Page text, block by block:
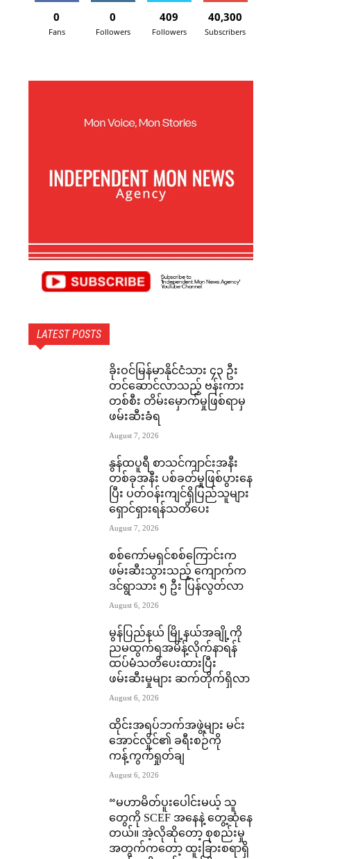
0
Fans
0
Followers
409
Followers
40,300
Subscribers
LATEST POSTS
ခိုးဝင်မြန်မာနိုင်ငံသား ၄၃ ဦး
တင်ဆောင်လာသည့် ဗန်းကား
တစ်စီး တိမ်းမှောက်မှုဖြစ်ရာမှ
ဖမ်းဆီးခံရ
August 7, 2026
နွန်ထပူရီ စာသင်ကျာင်းအနီး
တစ်ခုအနီး ပစ်ခတ်မှုဖြစ်ပွားနေ
ပြီး ပတ်ဝန်းကျင်ရှိပြည်သူများ
ရှောင်ရှားရန်သတိပေး
August 7, 2026
စစ်ကော်မရှင်စစ်ကြောင်းက
ဖမ်းဆီးသွားသည့် ကျောက်က
ဒင်ရွာသား ၅ ဦး ပြန်လွတ်လာ
August 6, 2026
မွန်ပြည်နယ် မြို့နယ်အချို့ကို
ညမထွက်ရအမိန့်လိုက်နာရန်
ထပ်မံသတိပေးထားပြီး
ဖမ်းဆီးမှုများ ဆက်တိုက်ရှိလာ
August 6, 2026
ထိုင်းအရပ်ဘက်အဖွဲ့များ မင်း
အောင်လှိုင်၏ ခရီးစဉ်ကို
ကန့်ကွက်ရှုတ်ချ
August 6, 2026
“မဟာမိတ်ပူးပေါင်းမယ့် သူ
တွေကို SCEF အနေနဲ့ တွေ့ဆုံနေ
တယ်။ အဲ့လိုဆိုတော့ စုစည်းမှု
အတွက်ကတော့ ထူးခြားစရာရှိ